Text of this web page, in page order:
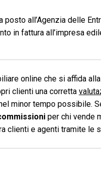
posto all’Agenzia delle
in fattura all’impresa
online che si affida
clienti una corretta
minor tempo possibile.
per chi vende
clienti e agenti tramite le